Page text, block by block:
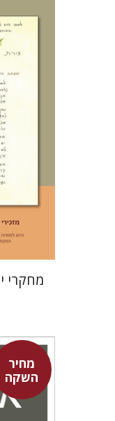
מחקרי
מחיר
השקה